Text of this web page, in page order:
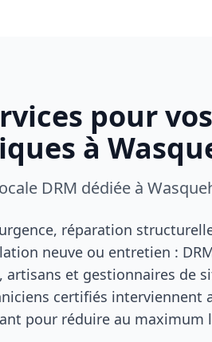
pour
à
DRM dédiée à
réparation
neuve ou entretien :
artisans et gestionnaires de
certifiés interviennent
pour réduire au maximum